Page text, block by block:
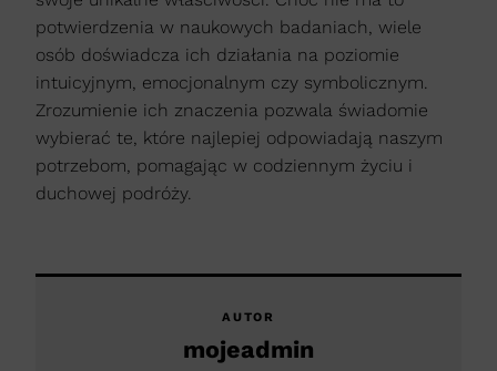
potwierdzenia w naukowych badaniach, wiele
osób doświadcza ich działania na poziomie
intuicyjnym, emocjonalnym czy symbolicznym.
Zrozumienie ich znaczenia pozwala świadomie
wybierać te, które najlepiej odpowiadają naszym
potrzebom, pomagając w codziennym życiu i
duchowej podróży.
AUTOR
mojeadmin